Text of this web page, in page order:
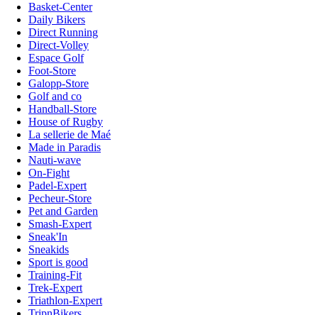
Basket-Center
Daily Bikers
Direct Running
Direct-Volley
Espace Golf
Foot-Store
Galopp-Store
Golf and co
Handball-Store
House of Rugby
La sellerie de Maé
Made in Paradis
Nauti-wave
On-Fight
Padel-Expert
Pecheur-Store
Pet and Garden
Smash-Expert
Sneak'In
Sneakids
Sport is good
Training-Fit
Trek-Expert
Triathlon-Expert